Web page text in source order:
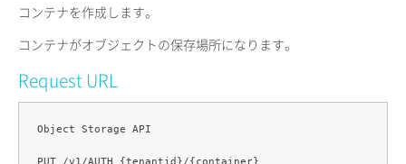
サービス一覧
ログイン
コンテナを作成します。
コンテナがオブジェクトの保存場所になります。
Request URL
Object Storage API